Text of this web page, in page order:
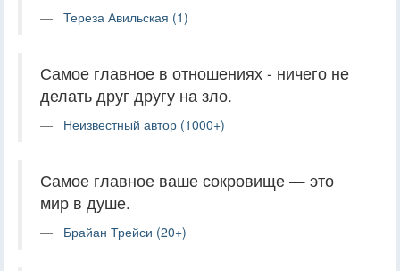
Тереза Авильская (1)
Самое главное в отношениях - ничего не
делать друг другу на зло.
Неизвестный автор (1000+)
Самое главное ваше сокровище — это
мир в душе.
Брайан Трейси (20+)